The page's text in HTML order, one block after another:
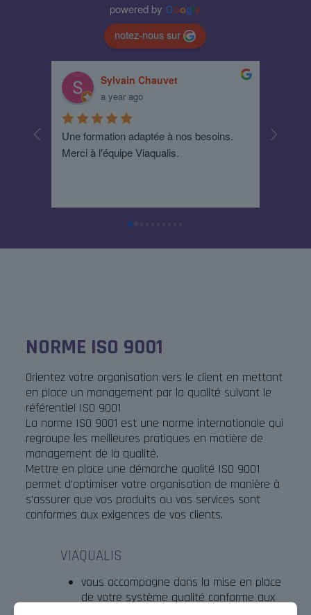
powered by Google
notez-nous sur
Sylvain Chauvet
a year ago
Une formation adaptée à nos besoins.
Merci à l'équipe Viaqualis.
Un
!
NORME ISO 9001
Orientez votre organisation vers le client en mettant
en place un management par la qualité suivant le
référentiel ISO 9001
La norme ISO 9001 est une norme internationale qui
regroupe les meilleures pratiques en matière de
management de la qualité.
Mettre en place une démarche qualité ISO 9001
permet d’optimiser votre organisation de manière à
s’assurer que vos produits ou vos services sont
conformes aux exigences de vos clients.
VIAQUALIS
vous accompagne dans la mise en place
de votre système qualité conforme aux